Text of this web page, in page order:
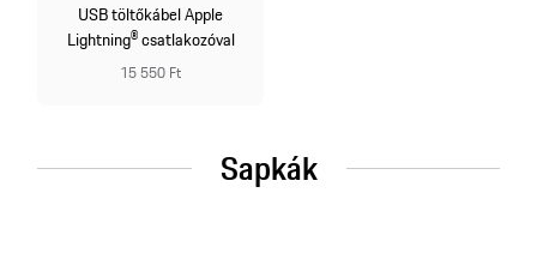
USB töltőkábel Apple
Lightning® csatlakozóval
15 550 Ft
Sapkák